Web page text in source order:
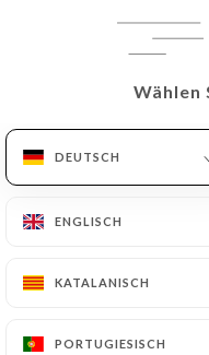
Wählen
DEUTSCH
ENGLISCH
KATALANISCH
PORTUGIESISCH
Wählen
DEUTSCH
ENGLISCH
KATALANISCH
PORTUGIESISCH